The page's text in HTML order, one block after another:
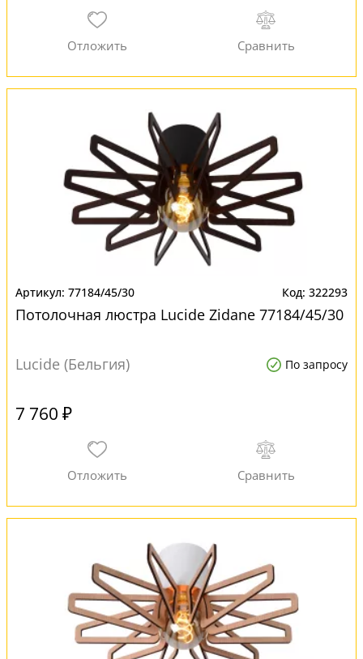
77184/45/30 322293
Потолочная люстра Lucide Zidane 77184/45/30
Lucide (Бельгия) По запросу
7 760 ₽